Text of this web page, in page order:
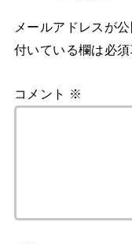
メールアドレスが
付いている欄は必
コメント ※